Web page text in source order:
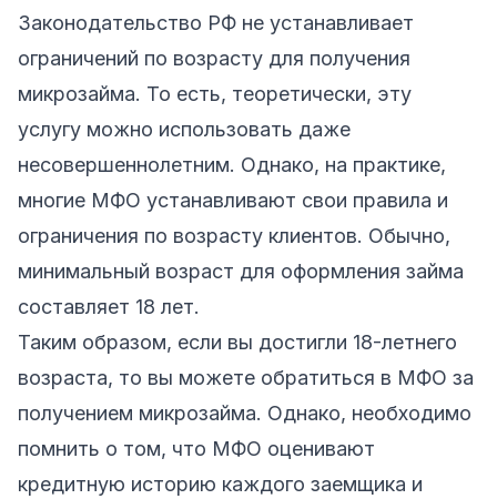
Законодательство РФ не устанавливает
ограничений по возрасту для получения
микрозайма. То есть, теоретически, эту
услугу можно использовать даже
несовершеннолетним. Однако, на практике,
многие МФО устанавливают свои правила и
ограничения по возрасту клиентов. Обычно,
минимальный возраст для оформления займа
составляет 18 лет.
Таким образом, если вы достигли 18-летнего
возраста, то вы можете обратиться в МФО за
получением микрозайма. Однако, необходимо
помнить о том, что МФО оценивают
кредитную историю каждого заемщика и